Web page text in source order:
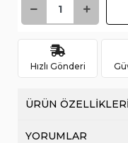
Hızlı Gönderi
ÜRÜN ÖZELLİKLERİ
YORUMLAR